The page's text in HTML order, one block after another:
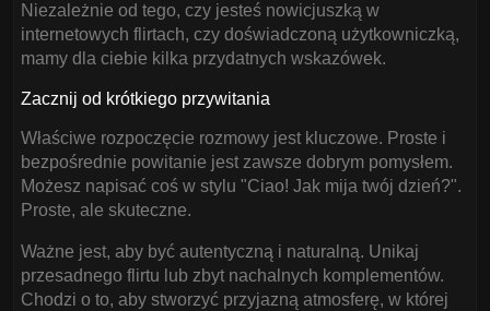
Niezależnie od tego, czy jesteś nowicjuszką w
internetowych flirtach, czy doświadczoną użytkowniczką,
mamy dla ciebie kilka przydatnych wskazówek.
Zacznij od krótkiego przywitania
Właściwe rozpoczęcie rozmowy jest kluczowe. Proste i
bezpośrednie powitanie jest zawsze dobrym pomysłem.
Możesz napisać coś w stylu "Ciao! Jak mija twój dzień?".
Proste, ale skuteczne.
Ważne jest, aby być autentyczną i naturalną. Unikaj
przesadnego flirtu lub zbyt nachalnych komplementów.
Chodzi o to, aby stworzyć przyjazną atmosferę, w której